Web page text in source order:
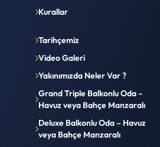
Kurallar
Tarihçemiz
Video Galeri
Yakınımızda Neler Var ?
Grand Triple Balkonlu Oda –
Havuz veya Bahçe Manzaralı
Deluxe Balkonlu Oda – Havuz
veya Bahçe Manzaralı